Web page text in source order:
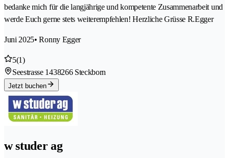
bedanke mich für die langjährige und kompetente Zusammenarbeit und
werde Euch gerne stets weiterempfehlen! Herzliche Grüsse R.Egger
Juni 2025• Ronny Egger
5(1)
Seestrasse 1438266 Steckborn
Jetzt buchen
w studer ag